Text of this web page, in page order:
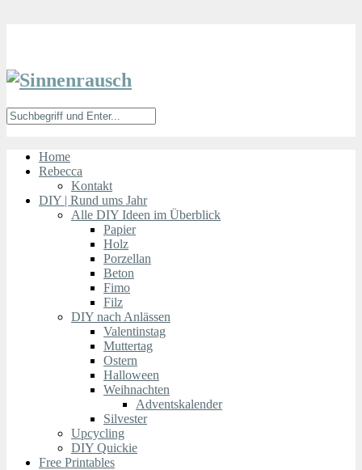
Home
Rebecca
Kontakt
DIY | Rund ums Jahr
Alle DIY Ideen im Überblick
Papier
Holz
Porzellan
Beton
Fimo
Filz
DIY nach Anlässen
Valentinstag
Muttertag
Ostern
Halloween
Weihnachten
Adventskalender
Silvester
Upcycling
DIY Quickie
Free Printables